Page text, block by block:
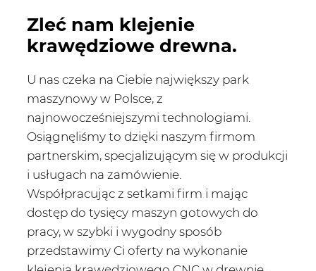
Zleć nam klejenie
krawędziowe drewna.
U nas czeka na Ciebie największy park
maszynowy w Polsce, z
najnowocześniejszymi technologiami.
Osiągnęliśmy to dzięki naszym firmom
partnerskim, specjalizującym się w produkcji
i usługach na zamówienie.
Współpracując z setkami firm i mając
dostęp do tysięcy maszyn gotowych do
pracy, w szybki i wygodny sposób
przedstawimy Ci oferty na wykonanie